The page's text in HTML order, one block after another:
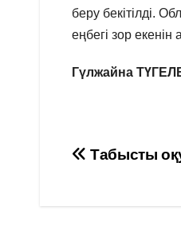
беру бекітілді.
еңбегі зор екенін
Гүлжайна
Табысты